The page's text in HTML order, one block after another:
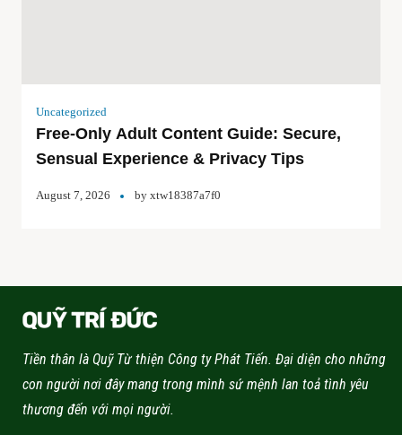
Uncategorized
Free-Only Adult Content Guide: Secure,
Sensual Experience & Privacy Tips
August 7, 2026 by xtw18387a7f0
Tiền thân là Quỹ Từ thiện Công ty Phát Tiến. Đại diện cho những
con người nơi đây mang trong mình sứ mệnh lan toả tình yêu
thương đến với mọi người.